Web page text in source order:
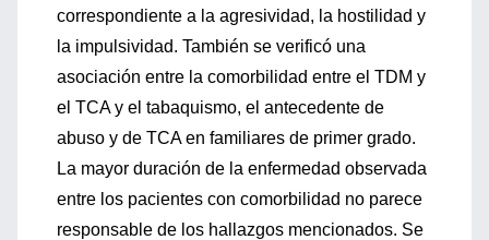
correspondiente a la agresividad, la hostilidad y
la impulsividad. También se verificó una
asociación entre la comorbilidad entre el TDM y
el TCA y el tabaquismo, el antecedente de
abuso y de TCA en familiares de primer grado.
La mayor duración de la enfermedad observada
entre los pacientes con comorbilidad no parece
responsable de los hallazgos mencionados. Se